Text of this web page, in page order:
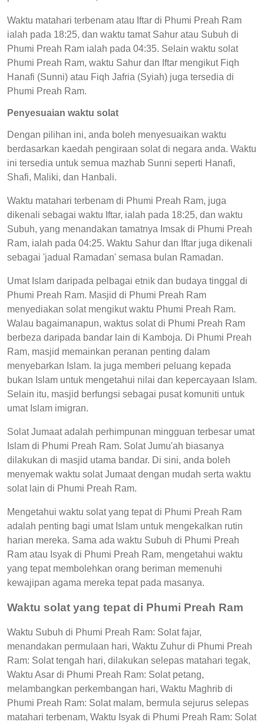
Waktu matahari terbenam atau Iftar di Phumi Preah Ram
ialah pada 18:25, dan waktu tamat Sahur atau Subuh di
Phumi Preah Ram ialah pada 04:35. Selain waktu solat
Phumi Preah Ram, waktu Sahur dan Iftar mengikut Fiqh
Hanafi (Sunni) atau Fiqh Jafria (Syiah) juga tersedia di
Phumi Preah Ram.
Penyesuaian waktu solat
Dengan pilihan ini, anda boleh menyesuaikan waktu
berdasarkan kaedah pengiraan solat di negara anda. Waktu
ini tersedia untuk semua mazhab Sunni seperti Hanafi,
Shafi, Maliki, dan Hanbali.
Waktu matahari terbenam di Phumi Preah Ram, juga
dikenali sebagai waktu Iftar, ialah pada 18:25, dan waktu
Subuh, yang menandakan tamatnya Imsak di Phumi Preah
Ram, ialah pada 04:25. Waktu Sahur dan Iftar juga dikenali
sebagai 'jadual Ramadan' semasa bulan Ramadan.
Umat Islam daripada pelbagai etnik dan budaya tinggal di
Phumi Preah Ram. Masjid di Phumi Preah Ram
menyediakan solat mengikut waktu Phumi Preah Ram.
Walau bagaimanapun, waktus solat di Phumi Preah Ram
berbeza daripada bandar lain di Kamboja. Di Phumi Preah
Ram, masjid memainkan peranan penting dalam
menyebarkan Islam. Ia juga memberi peluang kepada
bukan Islam untuk mengetahui nilai dan kepercayaan Islam.
Selain itu, masjid berfungsi sebagai pusat komuniti untuk
umat Islam imigran.
Solat Jumaat adalah perhimpunan mingguan terbesar umat
Islam di Phumi Preah Ram. Solat Jumu'ah biasanya
dilakukan di masjid utama bandar. Di sini, anda boleh
menyemak waktu solat Jumaat dengan mudah serta waktu
solat lain di Phumi Preah Ram.
Mengetahui waktu solat yang tepat di Phumi Preah Ram
adalah penting bagi umat Islam untuk mengekalkan rutin
harian mereka. Sama ada waktu Subuh di Phumi Preah
Ram atau Isyak di Phumi Preah Ram, mengetahui waktu
yang tepat membolehkan orang beriman memenuhi
kewajipan agama mereka tepat pada masanya.
Waktu solat yang tepat di Phumi Preah Ram
Waktu Subuh di Phumi Preah Ram: Solat fajar,
menandakan permulaan hari, Waktu Zuhur di Phumi Preah
Ram: Solat tengah hari, dilakukan selepas matahari tegak,
Waktu Asar di Phumi Preah Ram: Solat petang,
melambangkan perkembangan hari, Waktu Maghrib di
Phumi Preah Ram: Solat malam, bermula sejurus selepas
matahari terbenam, Waktu Isyak di Phumi Preah Ram: Solat